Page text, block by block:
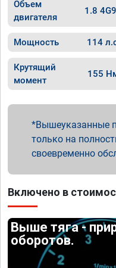
Объем
двигателя
1.8
Мощность 114
Крутящий
момент
155
Вышеуказанные
только на
своевременно
Включено в
Выше тяга -
оборотов.